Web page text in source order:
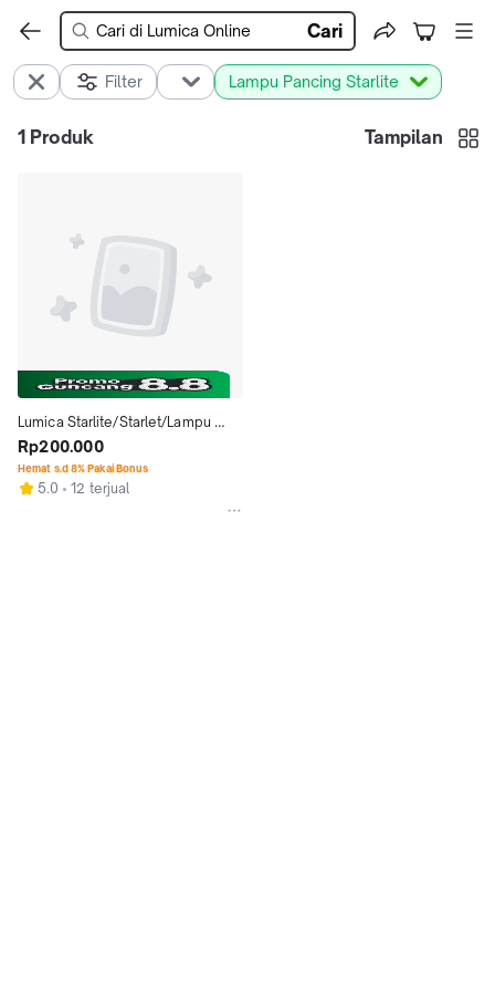
Cari
Filter Lampu Pancing Starlite
1 Produk Tampilan
Lumica Starlite/Starlet/Lampu
pancing isi 5 per box
Rp200.000
Hemat s.d 8% Pakai Bonus
5.0 12 terjual